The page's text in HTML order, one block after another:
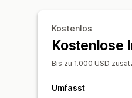
Kostenlos
Kostenlose
Bis zu 1.000 USD
Umfasst